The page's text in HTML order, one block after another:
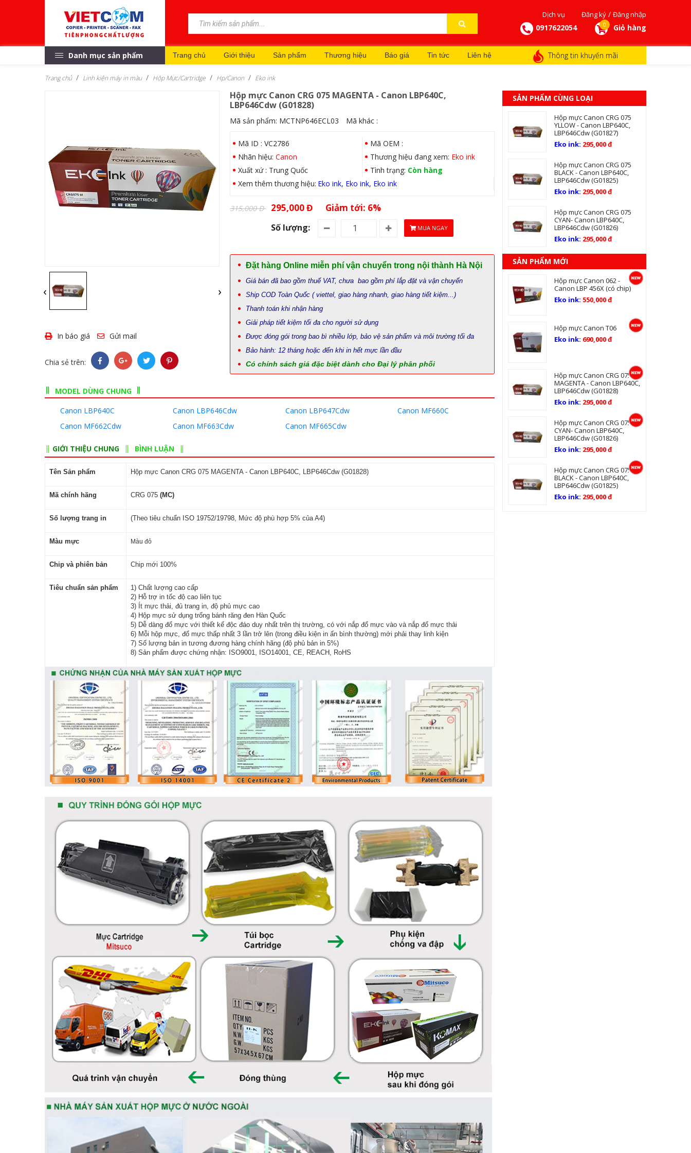
Dịch vụ Đăng ký / Đăng nhập
0917622054 0 Giỏ hàng
Danh mục sản phẩm Trang chủ Giới thiệu Sản phẩm Thương hiệu Báo giá Tin tức Liên hệ Thông tin khuyến mãi
Trang chủ Linh kiện máy in màu Hộp Mực/Cartridge Hp/Canon Eko ink
‹ ›
In báo giá Gửi mail
Chia sẻ trên:
Hộp mực Canon CRG 075 MAGENTA - Canon LBP640C,
LBP646Cdw (G01828)
Mã sản phẩm: MCTNP646ECL03 Mã khác :
Mã ID : VC2786
Mã OEM :
Nhãn hiệu: Canon Thương hiệu đang xem: Eko ink
Xuất xứ : Trung Quốc
Tình trạng: Còn hàng
Xem thêm thương hiệu: Eko ink Eko ink Eko ink
315,000 Đ 295,000 Đ Giảm tới: 6%
Số lượng: MUA NGAY
Đặt hàng Online miễn phí vận chuyển trong nội thành Hà Nội
Giá bán đã bao gồm thuế VAT, chưa bao gồm phí lắp đặt và vận chuyển
Ship COD Toàn Quốc ( viettel, giao hàng nhanh, giao hàng tiết kiệm...)
Thanh toán khi nhận hàng
Giải pháp tiết kiệm tối đa cho người sử dụng
Được đóng gói trong bao bì nhiều lớp, bảo vệ sản phẩm và môi trường tối đa
Bảo hành: 12 tháng hoặc đến khi in hết mực lần đầu
Có chính sách giá đặc biệt dành cho Đại lý phân phối
MODEL DÙNG CHUNG
Canon LBP640C
Canon LBP646Cdw Canon LBP647Cdw
Canon MF660C
Canon MF662Cdw
Canon MF663Cdw Canon MF665Cdw
GIỚI THIỆU CHUNG BÌNH LUẬN
Tên Sản phẩm Hộp mực Canon CRG 075 MAGENTA - Canon LBP640C, LBP646Cdw (G01828)
Mã chính hãng CRG 075 (MC)
Số lượng trang in (Theo tiêu chuẩn ISO 19752/19798, Mức độ phù hợp 5% của A4)
Màu mực Màu đỏ
Chip và phiên bản Chip mới 100%
Tiêu chuẩn sản phẩm
1) Chất lượng cao cấp
2) Hỗ trợ in tốc độ cao liên tục
3) Ít mực thải, đủ trang in, độ phủ mực cao
4) Hộp mực sử dụng trống bánh răng đen Hàn Quốc
5) Dễ dàng đổ mực với thiết kế độc đáo duy nhất trên thị trường, có với nắp đổ mực vào và nắp đổ mực thải
6) Mỗi hộp mực, đổ mực thấp nhất 3 lần trở lên (trong điều kiện in ấn bình thường) mới phải thay linh kiện
7) Số lượng bản in tương đương hàng chính hãng (độ phủ bản in 5%)
8) Sản phẩm được chứng nhận: ISO9001, ISO14001, CE, REACH, RoHS
SẢN PHẨM CÙNG LOẠI
Hộp mực Canon CRG 075
YLLOW - Canon LBP640C,
LBP646Cdw (G01827)
Eko ink: 295,000 đ
Hộp mực Canon CRG 075
BLACK - Canon LBP640C,
LBP646Cdw (G01825)
Eko ink: 295,000 đ
Hộp mực Canon CRG 075
CYAN- Canon LBP640C,
LBP646Cdw (G01826)
Eko ink: 295,000 đ
SẢN PHẨM MỚI
Hộp mực Canon 062 -
Canon LBP 456X (có chip)
Eko ink: 550,000 đ
Hộp mực Canon T06
Eko ink: 690,000 đ
Hộp mực Canon CRG 075
MAGENTA - Canon LBP640C,
LBP646Cdw (G01828)
Eko ink: 295,000 đ
Hộp mực Canon CRG 075
CYAN- Canon LBP640C,
LBP646Cdw (G01826)
Eko ink: 295,000 đ
Hộp mực Canon CRG 075
BLACK - Canon LBP640C,
LBP646Cdw (G01825)
Eko ink: 295,000 đ